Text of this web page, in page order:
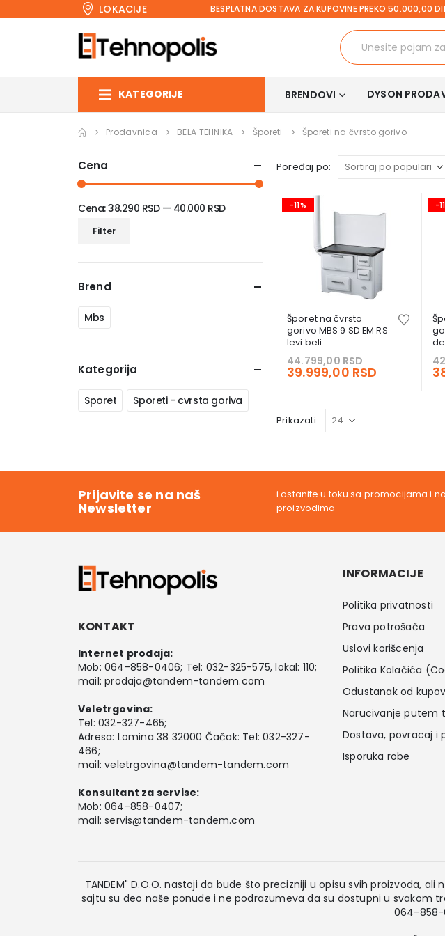
LOKACIJE BESPLATNA DOSTAVA ZA KUPOVINE PREKO 50.000,00
KATEGORIJE BRENDOVI DYSON
Prodavnica BELA TEHNIKA Šporeti Šporeti na čvrsto gorivo
Poređaj po:
-11%
Šporet na čvrsto
gorivo MBS 9 SD EM RS
levi beli
44.799,00RSD
price
44.799,00
39.999,00 RSD
is:
-
Prikazati:
Cena
Minimalna
Maksimalna
Filter
Cena:38.290 RSD — 40.000 RSD
Brend
Mbs
Kategorija
Sporet Sporeti - cvrsta goriva
Prijavite se na naš
Newsletter
i ostanite u toku sa promocijama i
proizvodima
KONTAKT
Internet prodaja:
Mob: 064-858-0406; Tel: 032-325-575, lokal: 110;
mail:prodaja@tandem-tandem.com
Veletrgovina:
Tel: 032-327-465;
Adresa: Lomina 38 32000 Čačak: Tel: 032-327-
466;
mail:veletrgovina@tandem-tandem.com
Konsultant za servise:
Mob: 064-858-0407;
mail:servis@tandem-tandem.com
INFORMACIJE
Politika privatnosti
Prava potrošača
Uslovi korišcenja
Politika Kolačića
Odustanak od
Narucivanje putem
Dostava, povracaj i
Isporuka robe
TANDEM" D.O.O. nastoji da bude što precizniji u opisu svih proizvoda,
sajtu su deo naše ponude i ne podrazumeva da su dostupni u svakom
064-858-